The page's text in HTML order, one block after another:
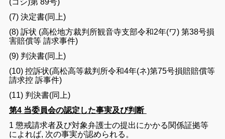
(7)決定書(同上)
(8)訴状 (高松地方裁判所観音寺支部令和2年(ワ)第38号損
害賠償等請求事件)
(9) 判決書(同上)
(10)控訴状(高松高等裁判 所令和4年(ネ)第75号損賠賠償等
請求控訴事件)
(11) 判決書(同上)
第4 当委員会の認定した事実及び判断
1懲戒請求者及び対象弁護士の提出にかかる関係証拠等
に よれば, 次の事実が認められる 。